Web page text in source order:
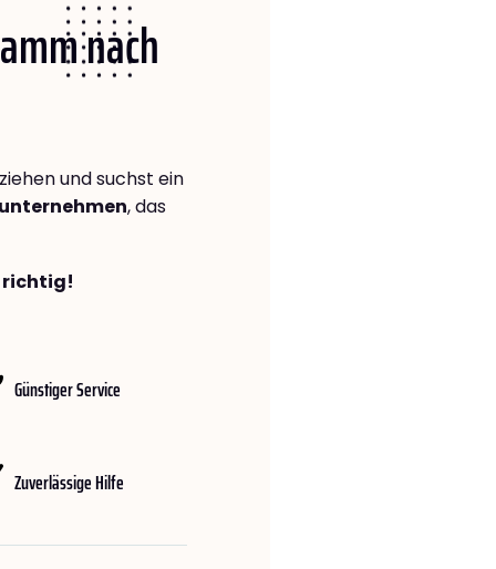
nach
und suchst ein
, das
richtig!
Günstiger Service
Zuverlässige Hilfe